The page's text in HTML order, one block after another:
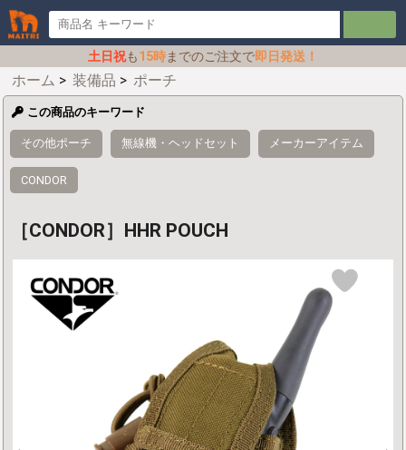
土日祝も15時までのご注文で即日発送！
ホーム > 装備品 > ポーチ
この商品のキーワード
その他ポーチ 無線機・ヘッドセット メーカーアイテム
CONDOR
［CONDOR］HHR POUCH